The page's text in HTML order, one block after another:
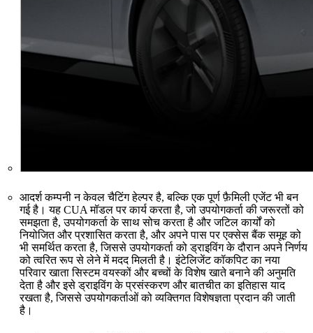
आदर्श कम्पनी न केवल चैटिंग हेल्पर है, बल्कि एक पूर्ण फ़ैमिली एजेंट भी बन
गई है। यह CUA मॉडल पर कार्य करता है, जो उपयोगकर्ता की जरूरतों को
समझता है, उपयोगकर्ता के साथ सोच करता है और जटिल कार्यों को
नियोजित और प्रशासित करता है, और अपने पास पर एक्सेस बैंक समूह को
भी समर्थित करता है, जिससे उपयोगकर्ता को ड्राइविंग के दौरान अपने निर्णय
को त्वरित रूप से लेने में मदद मिलती है। इंटेलिजेंट कॉकपिट का नया
परिवार खाता सिस्टम वयस्कों और बच्चों के विशेष खाते बनाने की अनुमति
देता है और इसे ड्राइविंग के प्रसंस्करण और बातचीत का इतिहास याद
रखता है, जिससे उपयोगकर्ताओं को व्यक्तिगत विशेषज्ञता प्रदान की जाती
है।